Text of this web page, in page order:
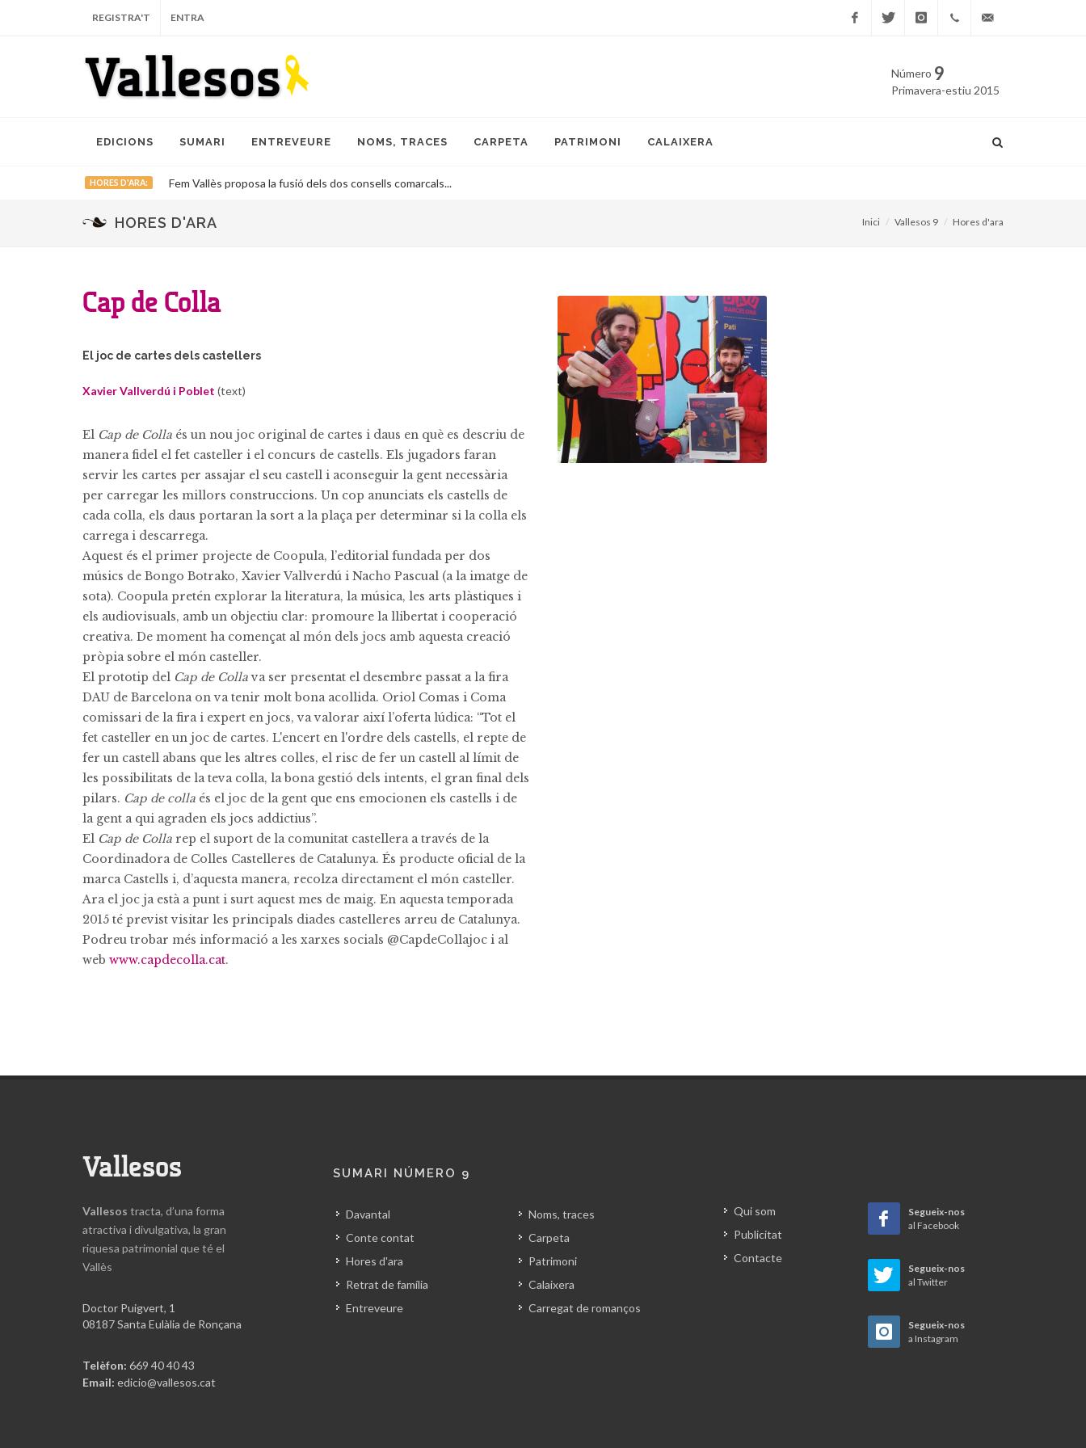
REGISTRA'T ENTRA
40 40
Número 9
Primavera-estiu 2015
EDICIONS SUMARI ENTREVEURE NOMS, TRACES CARPETA PATRIMONI CALAIXERA
HORES D'ARA: Fem Vallès proposa la fusió dels dos consells comarcals...
HORES D'ARA Inici Vallesos 9 Hores d'ara
Cap de Colla
El joc de cartes dels castellers
Xavier Vallverdú i Poblet (text)
El Cap de Colla és un nou joc original de cartes i daus en què es descriu de
manera fidel el fet casteller i el concurs de castells. Els jugadors faran
servir les cartes per assajar el seu castell i aconseguir la gent necessària
per carregar les millors construccions. Un cop anunciats els castells de
cada colla, els daus portaran la sort a la plaça per determinar si la colla els
carrega i descarrega.
Aquest és el primer projecte de Coopula, l’editorial fundada per dos
músics de Bongo Botrako, Xavier Vallverdú i Nacho Pascual (a la imatge de
sota). Coopula pretén explorar la literatura, la música, les arts plàstiques i
els audiovisuals, amb un objectiu clar: promoure la llibertat i cooperació
creativa. De moment ha començat al món dels jocs amb aquesta creació
pròpia sobre el món casteller.
El prototip del Cap de Collava ser presentat el desembre passat a la fira
DAU de Barcelona on va tenir molt bona acollida. Oriol Comas i Coma
comissari de la fira i expert en jocs, va valorar així l’oferta lúdica: “Tot el
fet casteller en un joc de cartes. L'encert en l'ordre dels castells, el repte de
fer un castell abans que les altres colles, el risc de fer un castell al límit de
les possibilitats de la teva colla, la bona gestió dels intents, el gran final dels
pilars. Cap de colla és el joc de la gent que ens emocionen els castells i de
la gent a qui agraden els jocs addictius”.
El Cap de Colla rep el suport de la comunitat castellera a través de la
Coordinadora de Colles Castelleres de Catalunya. És producte oficial de la
marca Castells i, d’aquesta manera, recolza directament el món casteller.
Ara el joc ja està a punt i surt aquest mes de maig. En aquesta temporada
2015 té previst visitar les principals diades castelleres arreu de Catalunya.
Podreu trobar més informació a les xarxes socials @CapdeCollajoc i al
web www.capdecolla.cat.
Vallesos
Vallesos tracta, d’una forma
atractiva i divulgativa, la gran
riquesa patrimonial que té el
Vallès
Doctor Puigvert, 1
08187 Santa Eulàlia de Ronçana
Telèfon: 669 40 40 43
Email: edicio@vallesos.cat
SUMARI NÚMERO 9
Davantal
Conte contat
Hores d'ara
Retrat de família
Entreveure
Noms, traces
Carpeta
Patrimoni
Calaixera
Carregat de romanços
Qui som
Publicitat
Contacte
Segueix-nos
al Facebook
Segueix-nos
al Twitter
Segueix-nos
a Instagram